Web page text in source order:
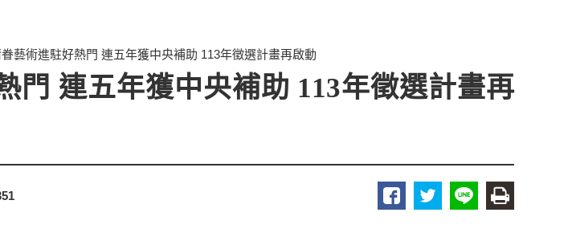
藝術進駐好熱門 連五年獲中央補助 113年徵選計畫再啟動
門 連五年獲中央補助 113年徵選計畫再